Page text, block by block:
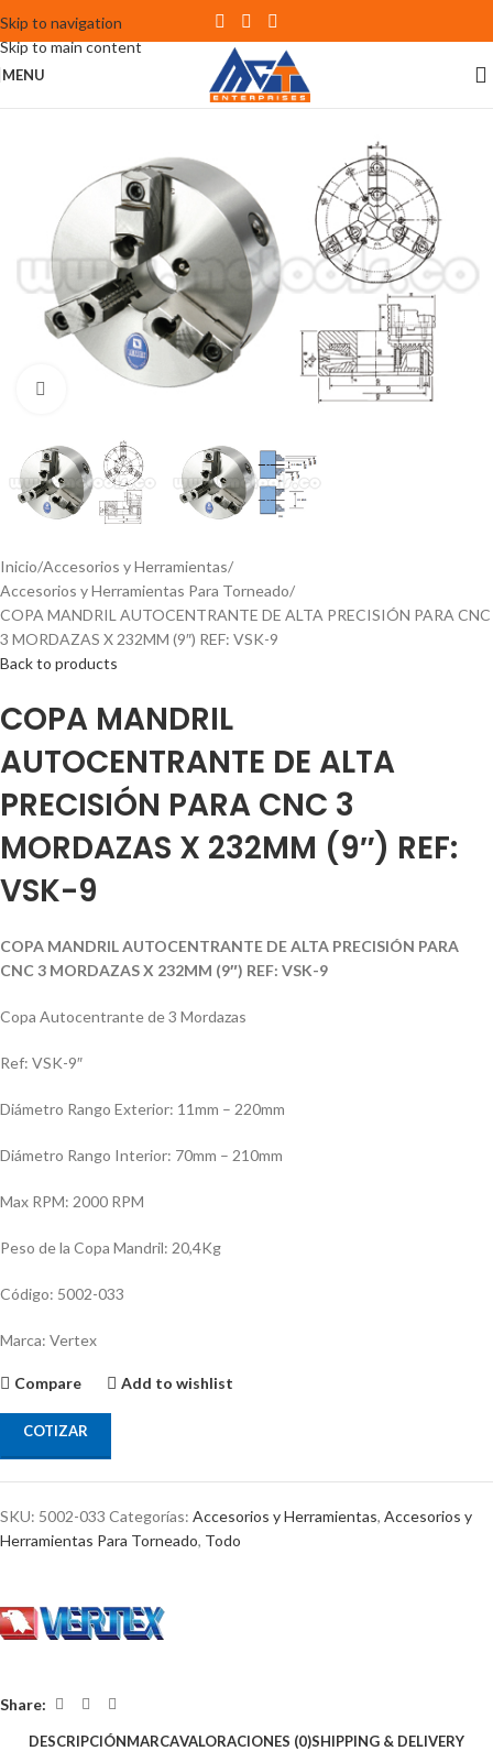
Skip to navigation
Skip to main content
MENU
Click to enlarge
Inicio Accesorios y Herramientas
Accesorios y Herramientas Para Torneado
COPA MANDRIL AUTOCENTRANTE DE ALTA PRECISIÓN PARA CNC
3 MORDAZAS X 232MM (9″) REF: VSK-9
Back to products
COPA MANDRIL
AUTOCENTRANTE DE ALTA
PRECISIÓN PARA CNC 3
MORDAZAS X 232MM (9″) REF:
VSK-9
COPA MANDRIL AUTOCENTRANTE DE ALTA PRECISIÓN PARA
CNC 3 MORDAZAS X 232MM (9″) REF: VSK-9
Copa Autocentrante de 3 Mordazas
Ref: VSK-9″
Diámetro Rango Exterior: 11mm – 220mm
Diámetro Rango Interior: 70mm – 210mm
Max RPM: 2000 RPM
Peso de la Copa Mandril: 20,4Kg
Código: 5002-033
Marca: Vertex
Compare Add to wishlist
COTIZAR
SKU: 5002-033 Categorías: Accesorios y Herramientas, Accesorios y
Herramientas Para Torneado, Todo
Share:
DESCRIPCIÓNMARCAVALORACIONES (0)SHIPPING & DELIVERY